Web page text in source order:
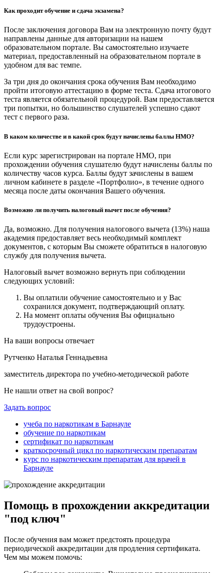
Как проходит обучение и сдача экзамена?
После заключения договора Вам на электронную почту будут
направлены данные для авторизации на нашем
образовательном портале. Вы самостоятельно изучаете
материал, предоставленный на образовательном портале в
удобном для вас темпе.
За три дня до окончания срока обучения Вам необходимо
пройти итоговую аттестацию в форме теста. Сдача итогового
теста является обязательной процедурой. Вам предоставляется
три попытки, но большинство слушателей успешно сдают
тест с первого раза.
В каком количестве и в какой срок будут начислены баллы НМО?
Если курс зарегистрирован на портале НМО, при
прохождении обучения слушателю будут начислены баллы по
количеству часов курса. Баллы будут зачислены в вашем
личном кабинете в разделе «Портфолио», в течение одного
месяца после даты окончания Вашего обучения.
Возможно ли получить налоговый вычет после обучения?
Да, возможно. Для получения налогового вычета (13%) наша
академия предоставляет весь необходимый комплект
документов, с которым Вы сможете обратиться в налоговую
службу для получения вычета.
Налоговый вычет возможно вернуть при соблюдении
следующих условий:
Вы оплатили обучение самостоятельно и у Вас
сохранился документ, подтверждающий оплату.
На момент оплаты обучения Вы официально
трудоустроены.
На ваши вопросы отвечает
Рутченко Наталья Геннадьевна
заместитель директора по учебно-методической работе
Не нашли ответ на свой вопрос?
Задать вопрос
учеба по наркотикам в Барнауле
обучение по наркотикам
сертификат по наркотикам
краткосрочный цикл по наркотическим препаратам
курс по наркотическим препаратам для врачей в
Барнауле
Помощь в прохождении аккредитации
"под ключ"
После обучения вам может предстоять процедура
периодической аккредитации для продления сертификата.
Чем мы можем помочь: